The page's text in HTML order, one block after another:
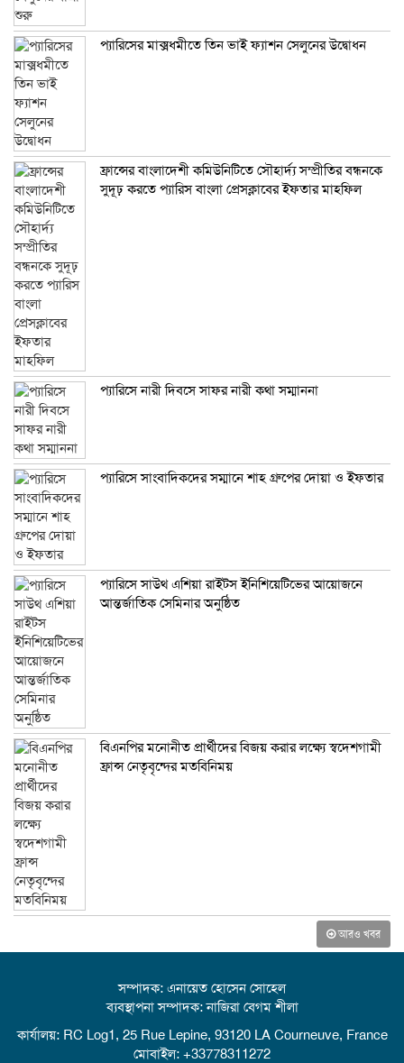
প্যারিসের মাক্সধমীতে তিন ভাই ফ্যাশন সেলুনের উদ্বোধন
ফ্রান্সের বাংলাদেশী কমিউনিটিতে সৌহার্দ্য সম্প্রীতির বন্ধনকে
সুদূঢ় করতে প্যারিস বাংলা প্রেসক্লাবের ইফতার মাহফিল
প্যারিসে নারী দিবসে সাফর নারী কথা সম্মাননা
প্যারিসে সাংবাদিকদের সম্মানে শাহ গ্রুপের দোয়া ও ইফতার
প্যারিসে সাউথ এশিয়া রাইটস ইনিশিয়েটিভের আয়োজনে
আন্তর্জাতিক সেমিনার অনুষ্ঠিত
বিএনপির মনোনীত প্রার্থীদের বিজয় করার লক্ষ্যে স্বদেশগামী
ফ্রান্স নেতৃবৃন্দের মতবিনিময়
আরও খবর
সম্পাদক: এনায়েত হোসেন সোহেল
ব্যবস্থাপনা সম্পাদক: নাজিরা বেগম শীলা
কার্যালয়: RC Log1, 25 Rue Lepine, 93120 LA Courneuve, France
মোবাইল: +33778311272